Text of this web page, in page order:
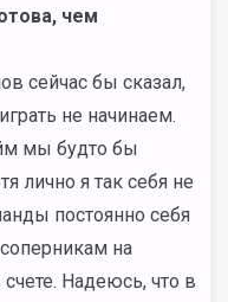
чем
сейчас бы сказал,
не начинаем.
мы будто бы
лично я так себя не
постоянно себя
на
Надеюсь, что в